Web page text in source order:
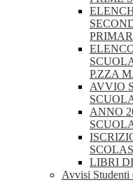
P.ZZA
AVVIO
ANNO
LIBRI DI
Avvisi Studenti